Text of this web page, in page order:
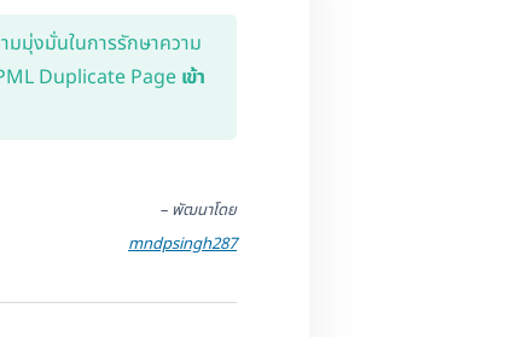
มุ่งมั่นในการรักษาความ
Duplicate Page เข้า
– พัฒนาโดย
mndpsingh287